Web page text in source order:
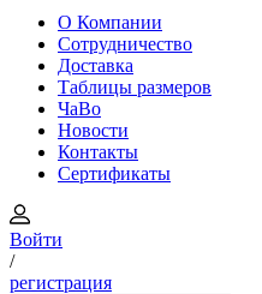
О Компании
Сотрудничество
Доставка
Таблицы размеров
ЧаВо
Новости
Контакты
Сертификаты
Войти
/
регистрация